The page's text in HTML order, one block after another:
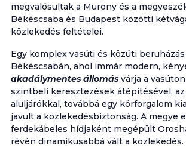
megvalósultak a Murony és a
Békéscsaba és Budapest közötti
közlekedés feltételei.
Egy komplex vasúti és közúti
Békéscsabán, ahol immár modern,
akadálymentes állomásvárja a
szintbeli keresztezések átépítésével,
aluljárókkal, továbbá egy körforgalom
javult a közlekedésbiztonság. A megye
ferdekábeles hídjaként megépült
révén dinamikusabbá vált a közlekedés.